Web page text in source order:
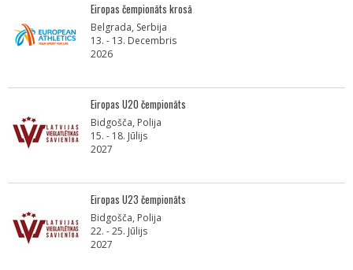
Eiropas čempionāts krosā
Belgrada, Serbija
13. - 13. Decembris
2026
Eiropas U20 čempionāts
Bidgošča, Polija
15. - 18. Jūlijs
2027
Eiropas U23 čempionāts
Bidgošča, Polija
22. - 25. Jūlijs
2027